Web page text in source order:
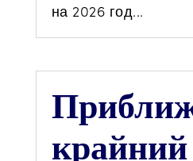
на 2026 год...
крайний